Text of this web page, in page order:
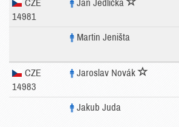
CZE
14981
Jan Jedlička
Martin Jeništa
CZE
14983
Jaroslav Novák
Jakub Juda